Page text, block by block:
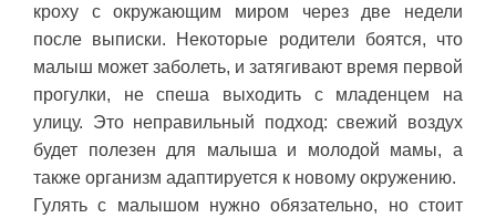
кроху с окружающим миром через две недели
после выписки. Некоторые родители боятся, что
малыш может заболеть, и затягивают время первой
прогулки, не спеша выходить с младенцем на
улицу. Это неправильный подход: свежий воздух
будет полезен для малыша и молодой мамы, а
также организм адаптируется к новому окружению.
Гулять с малышом нужно обязательно, но стоит